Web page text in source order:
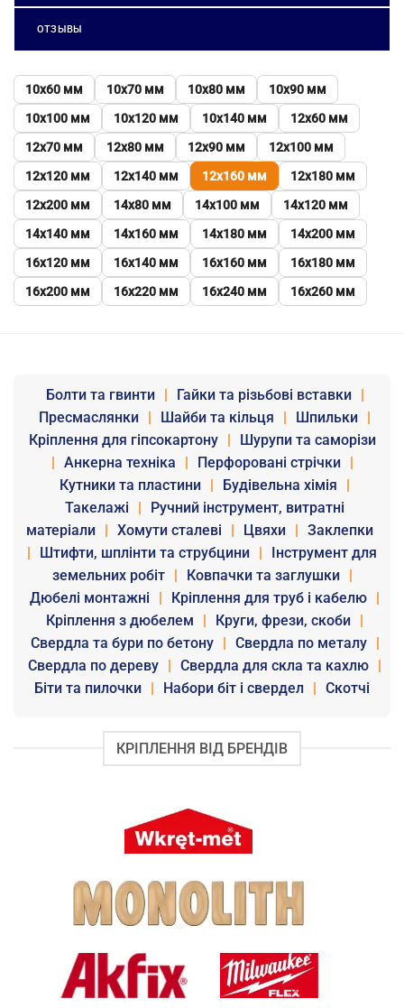
ОТЗЫВЫ
10х60 мм 10х70 мм 10х80 мм
10х90 мм
10х100 мм
10х120 мм 10х140 мм
12х60 мм
12х70 мм
12х80 мм 12х90 мм
12х100 мм
12х120 мм
12х140 мм 12х160 мм
12х180 мм
12х200 мм
14х80 мм 14х100 мм
14х120 мм
14х140 мм
14х160 мм 14х180 мм
14х200 мм
16х120 мм
16х140 мм 16х160 мм
16х180 мм
16х200 мм
16х220 мм 16х240 мм 16х260 мм
Болти та гвинти | Гайки та різьбові вставки
|
Пресмаслянки | Шайби та кільця | Шпильки |
Кріплення для гіпсокартону
|
Шурупи та саморізи
| Анкерна техніка | Перфоровані стрічки
|
Кутники та пластини | Будівельна хімія
|
Такелажі
|
Ручний інструмент, витратні
матеріали
| Хомути сталеві | Цвяхи | Заклепки
|
Штифти, шплінти та струбцини |
Інструмент для
земельних робіт
| Ковпачки та заглушки
|
Дюбелі монтажні
| Кріплення для труб і кабелю |
Кріплення з дюбелем
| Круги, фрези, скоби |
Свердла та бури по бетону
| Свердла по металу
|
Свердла по дереву | Свердла для скла та кахлю |
Біти та пилочки | Набори біт і свердел | Скотчі
КРІПЛЕННЯ ВІД БРЕНДІВ